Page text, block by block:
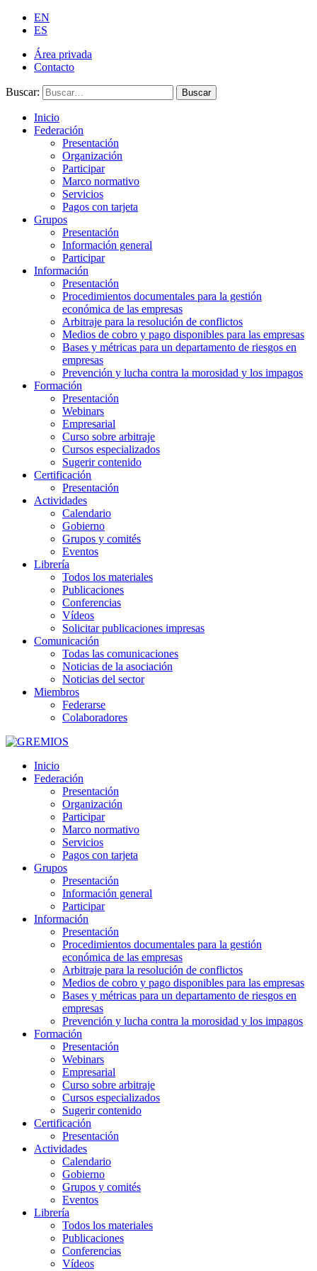
EN
ES
Área privada
Contacto
Buscar: Buscar
Inicio
Federación
Presentación
Organización
Participar
Marco normativo
Servicios
Pagos con tarjeta
Grupos
Presentación
Información general
Participar
Información
Presentación
Procedimientos documentales para la gestión
económica de las empresas
Arbitraje para la resolución de conflictos
Medios de cobro y pago disponibles para las empresas
Bases y métricas para un departamento de riesgos en
empresas
Prevención y lucha contra la morosidad y los impagos
Formación
Presentación
Webinars
Empresarial
Curso sobre arbitraje
Cursos especializados
Sugerir contenido
Certificación
Presentación
Actividades
Calendario
Gobierno
Grupos y comités
Eventos
Librería
Todos los materiales
Publicaciones
Conferencias
Vídeos
Solicitar publicaciones impresas
Comunicación
Todas las comunicaciones
Noticias de la asociación
Noticias del sector
Miembros
Federarse
Colaboradores
Inicio
Federación
Presentación
Organización
Participar
Marco normativo
Servicios
Pagos con tarjeta
Grupos
Presentación
Información general
Participar
Información
Presentación
Procedimientos documentales para la gestión
económica de las empresas
Arbitraje para la resolución de conflictos
Medios de cobro y pago disponibles para las empresas
Bases y métricas para un departamento de riesgos en
empresas
Prevención y lucha contra la morosidad y los impagos
Formación
Presentación
Webinars
Empresarial
Curso sobre arbitraje
Cursos especializados
Sugerir contenido
Certificación
Presentación
Actividades
Calendario
Gobierno
Grupos y comités
Eventos
Librería
Todos los materiales
Publicaciones
Conferencias
Vídeos